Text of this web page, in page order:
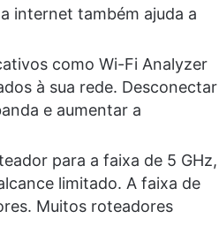
internet também ajuda a
como Wi-Fi Analyzer
à sua rede. Desconectar
e aumentar a
para a faixa de 5 GHz,
limitado. A faixa de
Muitos roteadores